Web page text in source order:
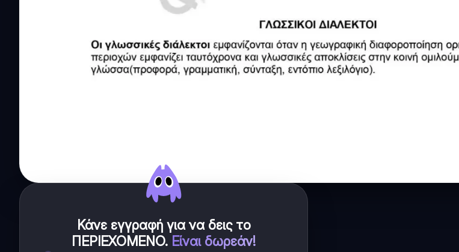
Κάνε εγγραφή για να δεις το
ΠΕΡΙΕΧΟΜΕΝΟ. Είναι δωρεάν!